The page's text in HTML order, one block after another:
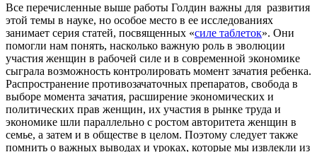
Все перечисленные выше работы Голдин важны для развития
этой темы в науке, но особое место в ее исследованиях
занимает серия статей, посвященных «силе таблеток». Они
помогли нам понять, насколько важную роль в эволюции
участия женщин в рабочей силе и в современной экономике
сыграла возможность контролировать момент зачатия ребенка.
Распространение противозачаточных препаратов, свобода в
выборе момента зачатия, расширение экономических и
политических прав женщин, их участия в рынке труда и
экономике шли параллельно с ростом авторитета женщин в
семье, а затем и в обществе в целом. Поэтому следует также
помнить о важных выводах и уроках, которые мы извлекли из